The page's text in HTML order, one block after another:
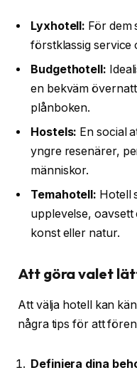
Lyxhotell: För dem
förstklassig service
Budgethotell:
en bekväm
plånboken.
Hostels: En social
yngre resenärer,
människor.
Temahotell: Hotell
upplevelse, oavsett
konst eller natur.
Att göra valet
Att välja hotell kan
några tips för att
Definiera dina